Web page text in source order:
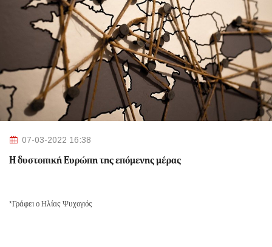
07-03-2022 16:38
Η δυστοπική Ευρώπη της επόμενης μέρας
*Γράφει ο Ηλίας Ψυχογιός